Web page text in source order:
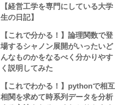
【経営工学を専門にしている大学
生の日記】
【これで分かる！】論理関数で登
場するシャノン展開がいったいど
んなものかをなるべく分かりやす
く説明してみた
【これでわかる！】pythonで相互
相関を求めて時系列データを分析